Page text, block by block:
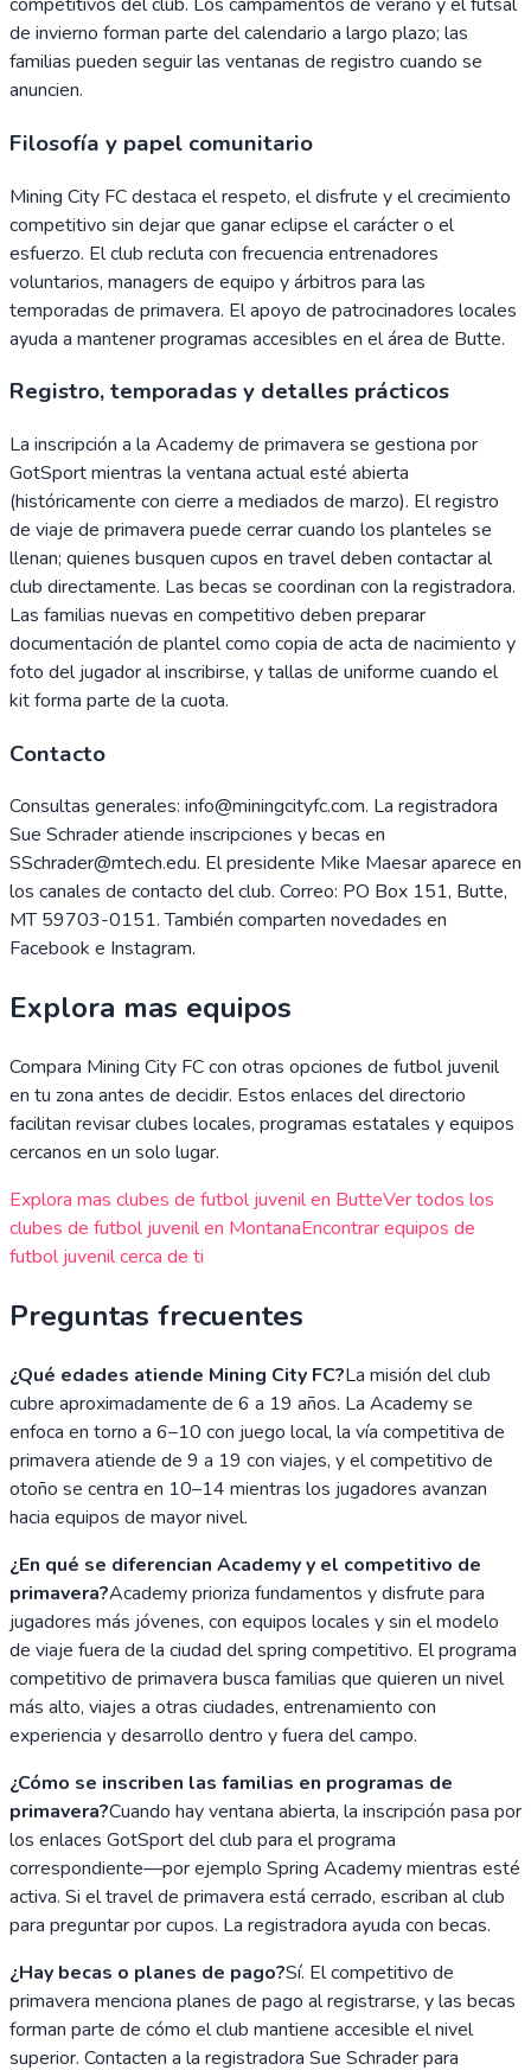
de invierno forman parte del calendario a largo plazo; las
familias pueden seguir las ventanas de registro cuando se
anuncien.
Filosofía y papel comunitario
Mining City FC destaca el respeto, el disfrute y el crecimiento
competitivo sin dejar que ganar eclipse el carácter o el
esfuerzo. El club recluta con frecuencia entrenadores
voluntarios, managers de equipo y árbitros para las
temporadas de primavera. El apoyo de patrocinadores locales
ayuda a mantener programas accesibles en el área de Butte.
Registro, temporadas y detalles prácticos
La inscripción a la Academy de primavera se gestiona por
GotSport mientras la ventana actual esté abierta
(históricamente con cierre a mediados de marzo). El registro
de viaje de primavera puede cerrar cuando los planteles se
llenan; quienes busquen cupos en travel deben contactar al
club directamente. Las becas se coordinan con la registradora.
Las familias nuevas en competitivo deben preparar
documentación de plantel como copia de acta de nacimiento y
foto del jugador al inscribirse, y tallas de uniforme cuando el
kit forma parte de la cuota.
Contacto
Consultas generales: info@miningcityfc.com. La registradora
Sue Schrader atiende inscripciones y becas en
SSchrader@mtech.edu. El presidente Mike Maesar aparece en
los canales de contacto del club. Correo: PO Box 151, Butte,
MT 59703-0151. También comparten novedades en
Facebook e Instagram.
Explora mas equipos
Compara Mining City FCcon otras opciones de futbol juvenil
en tu zona antes de decidir. Estos enlaces del directorio
facilitan revisar clubes locales, programas estatales y equipos
cercanos en un solo lugar.
Explora mas clubes de futbol juvenil en ButteVer todos los
clubes de futbol juvenil en MontanaEncontrar equipos de
futbol juvenil cerca de ti
Preguntas frecuentes
¿Qué edades atiende Mining City FC?La misión del club
cubre aproximadamente de 6 a 19 años. La Academy se
enfoca en torno a 6–10 con juego local, la vía competitiva de
primavera atiende de 9 a 19 con viajes, y el competitivo de
otoño se centra en 10–14 mientras los jugadores avanzan
hacia equipos de mayor nivel.
¿En qué se diferencian Academy y el competitivo de
primavera?Academy prioriza fundamentos y disfrute para
jugadores más jóvenes, con equipos locales y sin el modelo
de viaje fuera de la ciudad del spring competitivo. El programa
competitivo de primavera busca familias que quieren un nivel
más alto, viajes a otras ciudades, entrenamiento con
experiencia y desarrollo dentro y fuera del campo.
¿Cómo se inscriben las familias en programas de
primavera?Cuando hay ventana abierta, la inscripción pasa por
los enlaces GotSport del club para el programa
correspondiente—por ejemplo Spring Academy mientras esté
activa. Si el travel de primavera está cerrado, escriban al club
para preguntar por cupos. La registradora ayuda con becas.
¿Hay becas o planes de pago?Sí. El competitivo de
primavera menciona planes de pago al registrarse, y las becas
forman parte de cómo el club mantiene accesible el nivel
superior. Contacten a la registradora Sue Schrader para